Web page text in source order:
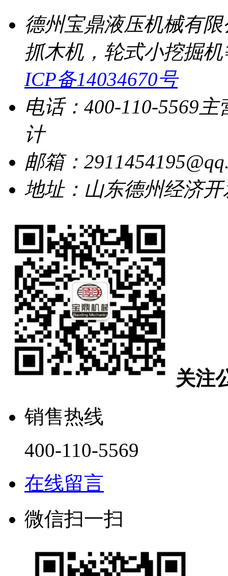
德州宝鼎液压机械有
抓木机，轮式小挖掘
ICP备14034670号
电话：400-110-5569 主
计
邮箱：
地址：山东德州经济
关注
销售热线
400-110-5569
在线留言
微信扫一扫